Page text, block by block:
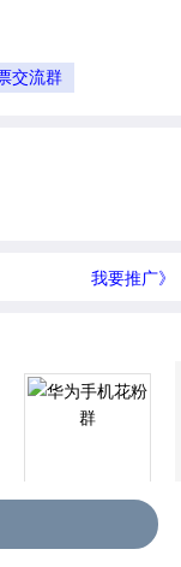
交流群
我要推广》